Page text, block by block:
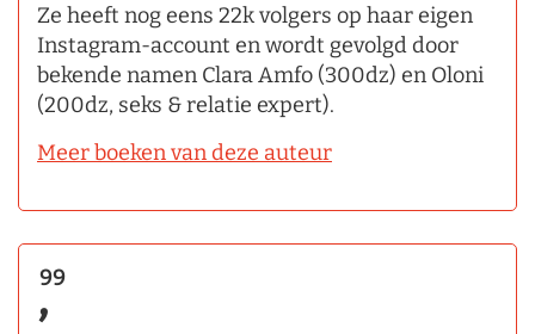
Ze heeft nog eens 22k volgers op haar eigen
Instagram-account en wordt gevolgd door
bekende namen Clara Amfo (300dz) en Oloni
(200dz, seks & relatie expert).
Meer boeken van deze auteur
,
99